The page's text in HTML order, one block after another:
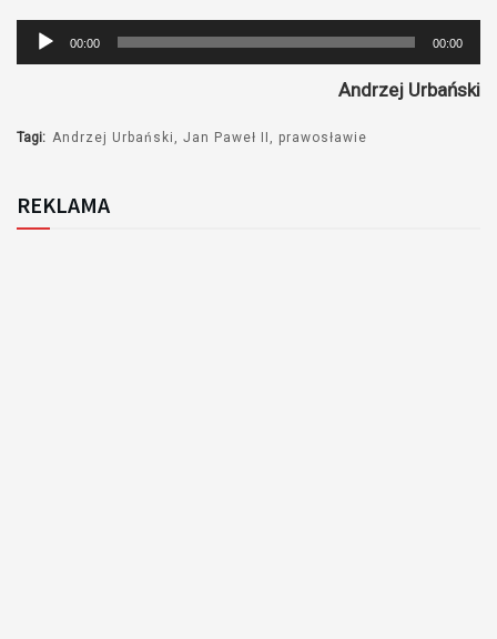
Odtwarzacz
plików
00:00 00:00
Andrzej Urbański
Tagi: Andrzej Urbański Jan Paweł II prawosławie
REKLAMA